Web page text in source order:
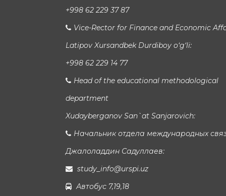
+998 62 229 37 87
Vice-Rector for Finance and Economic
Latipov Xursandbek Durdiboy o‘g‘li:
+998 62 229 14 77
Head of the educational methodological
department
Xudayberganov San`at Sanjarovich:
Начальник отдела международных
Джалоладдин Садуллаев:
study_info@urspi.uz
Автобус 7,19,18